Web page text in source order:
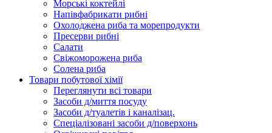
Морські коктейлi
Напівфабрикати рибні
Охолоджена риба та морепродукти
Пресерви рибні
Сaлати
Свіжоморожена риба
Солена риба
Товари побутової хімії
Переглянути всі товари
Засоби д/миття посуду
Засоби д/туалетів і каналізац.
Спеціалізовані засоби д/поверхонь